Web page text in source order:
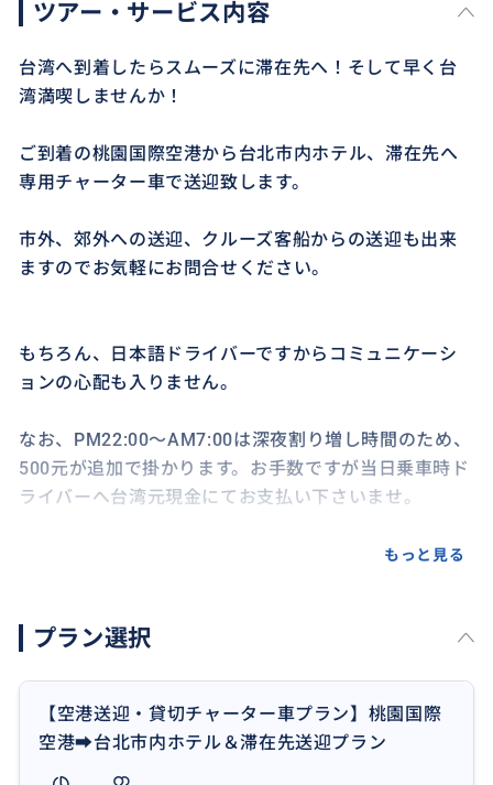
ツアー・サービス内容
台湾へ到着したらスムーズに滞在先へ！そして早く台
湾満喫しませんか！
ご到着の桃園国際空港から台北市内ホテル、滞在先へ
専用チャーター車で送迎致します。
市外、郊外への送迎、クルーズ客船からの送迎も出来
ますのでお気軽にお問合せください。
もちろん、日本語ドライバーですからコミュニケーシ
ョンの心配も入りません。
なお、PM22:00〜AM7:00は深夜割り増し時間のため、
500元が追加で掛かります。お手数ですが当日乗車時ド
ライバーへ台湾元現金にてお支払い下さいませ。
また、催行中はお客様のご質問やご希望、ご相談など
おすすめ
もっと見る
プラン選択
【空港送迎・貸切チャーター車プラン】桃園国際
空港➡︎台北市内ホテル＆滞在先送迎プラン